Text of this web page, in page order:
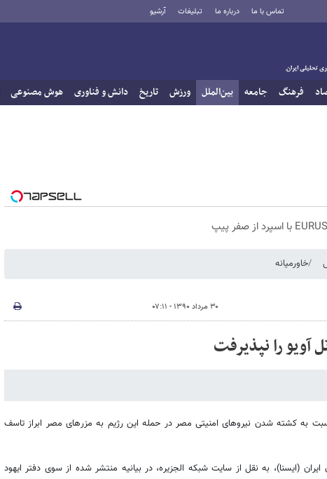
تماس با ما درباره ما تبلیغات آرشیو
فرهنگ جامعه بین‌الملل ورزش تاریخ دانش و فناوری هوش مصنوعی
خاورمیانه
۳۰ مرداد ۱۳۹۰ - ۰۷:۱۱
آویو را نپذیرفت
به کشته شدن نیروهای امنیتی مصر در حمله این رژیم به مزرهای مصر ابراز تاسف
(ایسنا)، به نقل از سایت شبکه الجزیره، در بیانیه‌ منتشر شده از سوی دفتر ایهود